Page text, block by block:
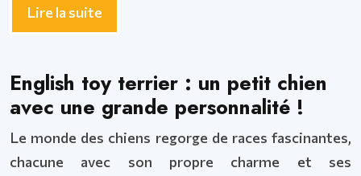
Lire la suite
English toy terrier : un petit chien
avec une grande personnalité !
Le monde des chiens regorge de races fascinantes,
chacune avec son propre charme et ses